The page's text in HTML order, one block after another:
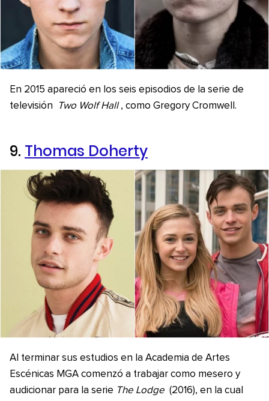
En 2015 apareció en los seis episodios de la serie de
televisión
Two Wolf Hall , como Gregory Cromwell.
9. Thomas Doherty
Al terminar sus estudios en la Academia de Artes
Escénicas MGA comenzó a trabajar como mesero y
audicionar para la serie The Lodge (2016), en la cual